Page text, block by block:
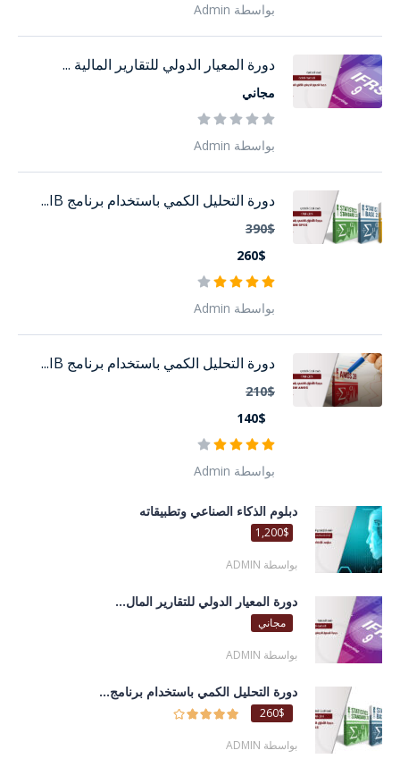
بواسطة Admin
دورة المعيار الدولي للتقارير المالية ...
مجاني
بواسطة Admin
دورة التحليل الكمي باستخدام برنامج IB...
390$
260$
بواسطة Admin
دورة التحليل الكمي باستخدام برنامج IB...
210$
140$
بواسطة Admin
دبلوم الذكاء الصناعي وتطبيقاته
1,200$
بواسطة ADMIN
دورة المعيار الدولي للتقارير المال...
مجاني
بواسطة ADMIN
دورة التحليل الكمي باستخدام برنامج...
260$
بواسطة ADMIN